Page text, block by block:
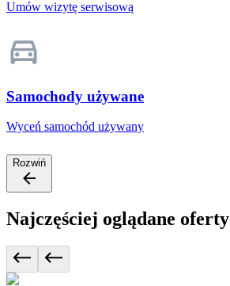
Umów wizytę serwisową
Samochody używane
Wyceń samochód używany
Rozwiń
Najczęściej oglądane oferty